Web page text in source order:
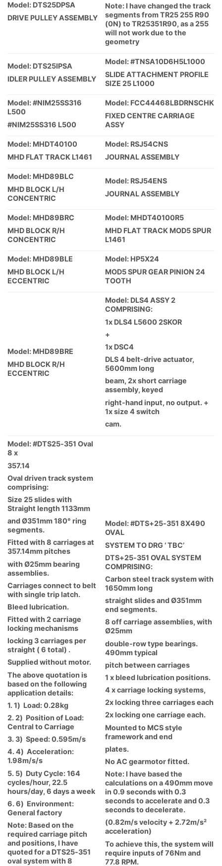
Model: DTS25DPSA
DRIVE PULLEY ASSEMBLY
Note: I have changed the track
segments from TR25 255 R90
(0N) to TR25351R90, as a 255
will not work due to the
geometry
Model: DTS25IPSA
IDLER PULLEY ASSEMBLY
Model: #TNSA10D6H5L1000
SLIDE ATTACHMENT PROFILE
SIZE 25 L1000
Model: #NIM25SS316
L500
#NIM25SS316 L500
Model: FCC44468LBDRNSCHK
FIXED CENTRE CARRIAGE
ASSY
Model: MHDT40100
MHD FLAT TRACK L1461
Model: RSJ54CNS
JOURNAL ASSEMBLY
Model: MHD89BLC
MHD BLOCK L/H
CONCENTRIC
Model: RSJ54ENS
JOURNAL ASSEMBLY
Model: MHD89BRC
MHD BLOCK R/H
CONCENTRIC
Model: MHDT40100R5
MHD FLAT TRACK MOD5 SPUR
L1461
Model: MHD89BLE
MHD BLOCK L/H
ECCENTRIC
Model: HP5X24
MOD5 SPUR GEAR PINION 24
TOOTH
Model: MHD89BRE
MHD BLOCK R/H
ECCENTRIC
Model: DLS4 ASSY 2
COMPRISING:
1x DLS4 L5600 2SKOR
+
1x DSC4
DLS 4 belt-drive actuator,
5600mm long
beam, 2x short carriage
assembly, keyed
right-hand input, no output. +
1x size 4 switch
cam.
Model: #DTS25-351 Oval
8 x
357.14
Oval driven track system
comprising:
Size 25 slides with
Straight length 1133mm
and Ø351mm 180° ring
segments.
Fitted with 8 carriages at
357.14mm pitches
with Ø25mm bearing
assemblies.
Carriages connect to belt
with single trip latch.
Bleed lubrication.
Fitted with 2 carriage
locking mechanisms
locking 3 carriages per
straight ( 6 total) .
Supplied without motor.
The above quotation is
based on the following
application details:
1. 1) Load: 0.28kg
2. 2) Position of Load:
Central to Carriage
3. 3) Speed: 0.595m/s
4. 4) Acceleration:
1.98m/s/s
5. 5) Duty Cycle: 164
cycles/hour, 22.5
hours/day, 6 days a week
6. 6) Environment:
General factory
Note: Based on the
required carriage pitch
and positions, I have
quoted for a DTS25-351
oval system with 8
Model: #DTS+25-351 8X490
OVAL
SYSTEM TO DRG ‘ TBC’
DTS+25-351 OVAL SYSTEM
COMPRISING:
Carbon steel track system with
1650mm long
straight slides and Ø351mm
end segments.
8 off carriage assemblies, with
Ø25mm
double-row type bearings.
490mm typical
pitch between carriages
1 x bleed lubrication positions.
4 x carriage locking systems,
2x locking three carriages each
2x locking one carriage each.
Mounted to MCS style
framework and end
plates.
No AC gearmotor fitted.
Note: I have based the
calculations on a 490mm move
in 0.9 seconds with 0.3
seconds to accelerate and 0.3
seconds to decelerate.
(0.82m/s velocity + 2.72m/s²
acceleration)
To achieve this, the system will
require inputs of 76Nm and
77.8 RPM.